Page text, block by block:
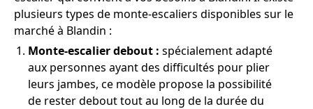
plusieurs types de monte-escaliers disponibles sur le
marché à Blandin :
Monte-escalier debout : spécialement adapté
aux personnes ayant des difficultés pour plier
leurs jambes, ce modèle propose la possibilité
de rester debout tout au long de la durée du